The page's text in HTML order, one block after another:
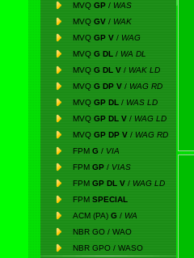
MVQ GP / WAS
MVQ GV / WAK
MVQ GP V / WAG
MVQ G DL / WA DL
MVQ G DL V / WAK LD
MVQ G DP V / WAG RD
MVQ GP DL / WAS LD
MVQ GP DL V / WAG LD
MVQ GP DP V / WAG RD
FPM G / VIA
FPM GP / VIAS
FPM GP DL V / WAG LD
FPM SPECIAL
ACM (PA) G / WA
NBR GO / WAO
NBR GPO / WASO